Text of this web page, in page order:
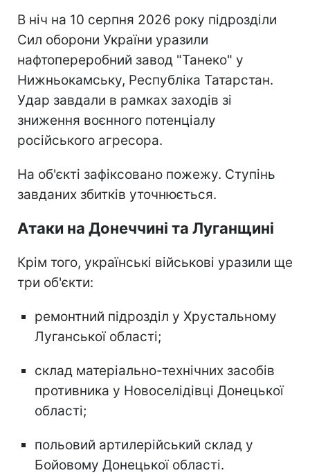
В ніч на 10 серпня 2026 року підрозділи
Сил оборони України уразили
нафтопереробний завод "Танеко" у
Нижньокамську, Республіка Татарстан.
Удар завдали в рамках заходів зі
зниження воєнного потенціалу
російського агресора.
На об'єкті зафіксовано пожежу. Ступінь
завданих збитків уточнюється.
Атаки на Донеччині та Луганщині
Крім того, українські військові уразили ще
три об'єкти:
ремонтний підрозділ у Хрустальному
Луганської області;
склад матеріально-технічних засобів
противника у Новоселідівці Донецької
області;
польовий артилерійський склад у
Бойовому Донецької області.